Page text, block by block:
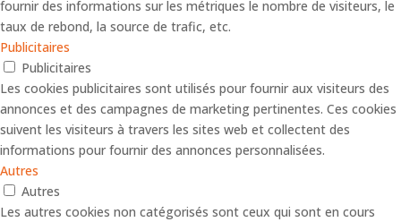
fournir des informations sur les métriques le nombre de visiteurs, le
taux de rebond, la source de trafic, etc.
Publicitaires
Publicitaires
Les cookies publicitaires sont utilisés pour fournir aux visiteurs des
annonces et des campagnes de marketing pertinentes. Ces cookies
suivent les visiteurs à travers les sites web et collectent des
informations pour fournir des annonces personnalisées.
Autres
Autres
Les autres cookies non catégorisés sont ceux qui sont en cours